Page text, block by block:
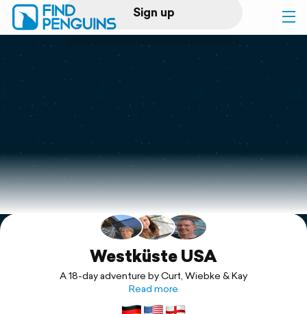
Sign up
Log in
Print a book
Flyover video
Explore
SupportWestküste USA
A 18-day adventure by Curt, Wiebke & Kay
Read more